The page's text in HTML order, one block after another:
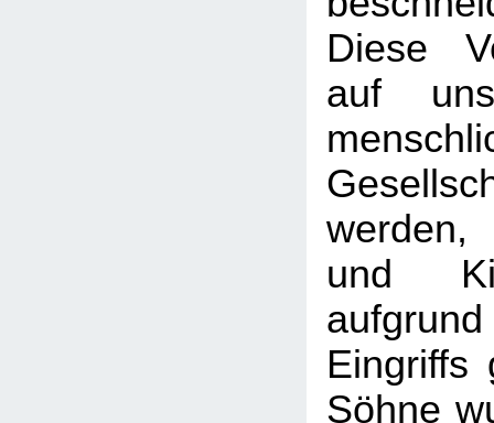
Diese
auf
und
Eingriffs
Söhne